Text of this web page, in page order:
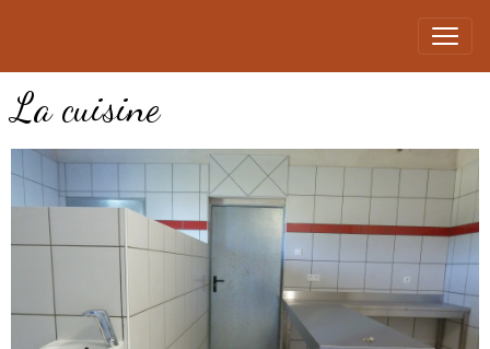
La cuisine